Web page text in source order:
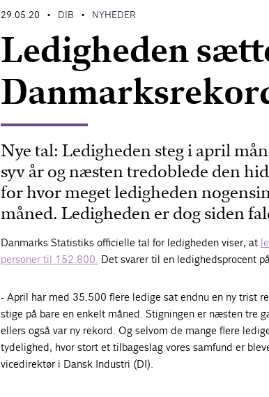
29.05.20 • DIB • NYHEDER
Ledigheden
Nye tal: Ledigheden steg i april
syv år og næsten tredoblede den
for hvor meget ledigheden
måned. Ledigheden er dog siden
Danmarks Statistiks officielle tal for ledigheden viser, at
personer til 152.800. Det svarer til en ledighedsprocent
- April har med 35.500 flere ledige sat endnu en ny trist
stige på bare en enkelt måned. Stigningen er næsten tre
ellers også var ny rekord. Og selvom de mange flere
tydelighed, hvor stort et tilbageslag vores samfund er
vicedirektør i Dansk Industri (DI).